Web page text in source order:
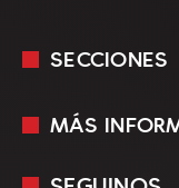
SECCIONES
En Vivo
MÁS